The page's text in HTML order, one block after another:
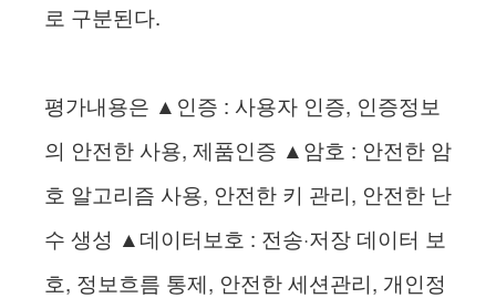
로 구분된다.
평가내용은 ▲인증 : 사용자 인증, 인증정보
의 안전한 사용, 제품인증 ▲암호 : 안전한 암
호 알고리즘 사용, 안전한 키 관리, 안전한 난
수 생성 ▲데이터보호 : 전송·저장 데이터 보
호, 정보흐름 통제, 안전한 세션관리, 개인정